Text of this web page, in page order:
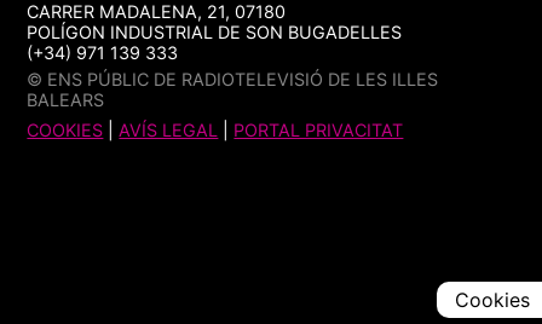
CARRER MADALENA, 21, 07180
POLÍGON INDUSTRIAL DE SON BUGADELLES
(+34) 971 139 333
© ENS PÚBLIC DE RADIOTELEVISIÓ DE LES ILLES
BALEARS
COOKIES |AVÍS LEGAL PORTAL PRIVACITAT
Cookies